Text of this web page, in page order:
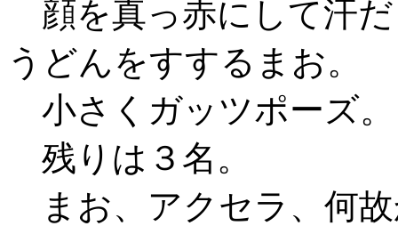
顔を真っ赤にして汗
うどんをすするまお。
小さくガッツポーズ。
残りは３名。
まお、アクセラ、何